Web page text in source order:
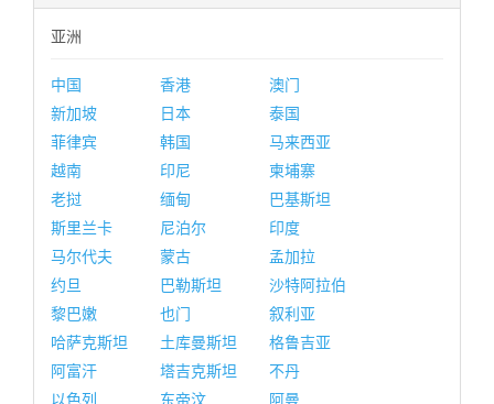
亚洲
中国 香港
澳门
新加坡
日本
泰国
菲律宾
韩国
马来西亚
越南
印尼
柬埔寨
老挝
缅甸
巴基斯坦
斯里兰卡
尼泊尔
印度
马尔代夫
蒙古
孟加拉
约旦
巴勒斯坦
沙特阿拉伯
黎巴嫩
也门
叙利亚
哈萨克斯坦
土库曼斯坦
格鲁吉亚
阿富汗
塔吉克斯坦
不丹
以色列
东帝汶
阿曼